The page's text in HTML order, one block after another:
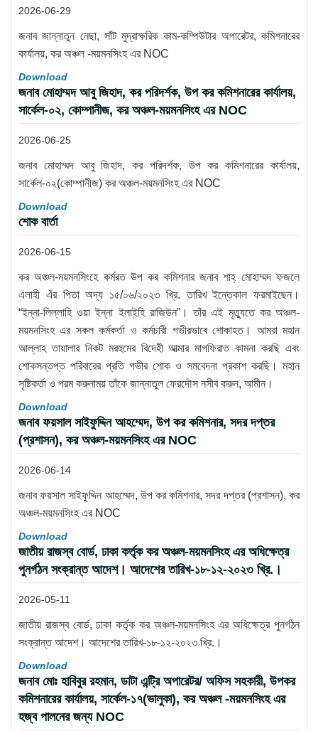
2026-06-29
জনাব জান্নাতুন নেছা, সাঁট মুদ্রাক্ষরিক কাম-কম্পিউটার অপারেটর, কমিশনারের
কার্যালয়, কর অঞ্চল -ময়মনসিংহ এর NOC
Download
জনাব মোহাম্মদ আবু জিহাদ, কর পরিদর্শক, উপ কর কমিশনারের কার্যালয়,
সার্কেল-০২, কোম্পানীজ, কর অঞ্চল-ময়মনসিংহ এর NOC
2026-06-25
জনাব মোহাম্মদ আবু জিহাদ, কর পরিদর্শক, উপ কর কমিশনারের কার্যালয়,
সার্কেল-০২(কোম্পানীজ) কর অঞ্চল-ময়মনসিংহ এর NOC
Download
শোক বার্তা
2026-06-15
কর অঞ্চল-ময়মনসিংহে কর্মরত উপ কর কমিশনার জনাব শাহ্ মোহাম্মদ ফজলে
এলাহী এঁর পিতা অদ্য ১৫/০৬/২০২৩ খ্রি. তারিখ ইন্তেকাল ফরমাইছেন।
“ইন্না-লিল্লাহি ওয়া ইন্না ইলাইহি রাজিউন”। তাঁর এই মৃত্যুতে কর অঞ্চল-
ময়মনসিংহ এর সকল কর্মকর্তা ও কর্মচারী গভীরভাবে শোকাহত। আমরা মহান
আল্লাহ তায়ালার নিকট মরহুমের বিদেহী আত্মার মাগফিরাত কামনা করছি এবং
শোকসন্তপ্ত পরিবারের প্রতি গভীর শোক ও সমবেদনা প্রকাশ করছি। মহান
সৃষ্টিকর্তা ও পরম করুনাময় তাঁকে জান্নাতুল ফেরদৌস নসীব করুন, আমীন।
Download
জনাব ফয়সাল সাইফুদ্দিন আহম্মেদ, উপ কর কমিশনার, সদর দপ্তর
(প্রশাসন), কর অঞ্চল-ময়মনসিংহ এর NOC
2026-06-14
জনাব ফয়সাল সাইফুদ্দিন আহম্মেদ, উপ কর কমিশনার, সদর দপ্তর (প্রশাসন), কর
অঞ্চল-ময়মনসিংহ এর NOC
Download
জাতীয় রাজস্ব বোর্ড, ঢাকা কর্তৃক কর অঞ্চল-ময়মনসিংহ এর অধিক্ষেত্র
পুনর্গঠন সংক্রান্ত আদেশ। আদেশের তারিখ-১৮-১২-২০২৩ খ্রি.।
2026-05-11
জাতীয় রাজস্ব বোর্ড, ঢাকা কর্তৃক কর অঞ্চল-ময়মনসিংহ এর অধিক্ষেত্র পুনর্গঠন
সংক্রান্ত আদেশ। আদেশের তারিখ-১৮-১২-২০২৩ খ্রি.।
Download
জনাব মোঃ হাবিবুর রহমান, ডাটা এন্ট্রি অপারেটর/ অফিস সহকারী, উপকর
কমিশনারের কার্যালয়, সার্কেল-১৭(ভালুকা), কর অঞ্চল -ময়মনসিংহ এর
হজ্ব পালনের জন্য NOC